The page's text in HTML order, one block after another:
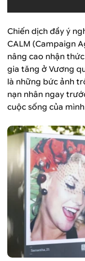
Chiến dịch đầy ý
CALM (Campaign
nâng cao nhận
gia tăng ở Vương
là những bức ảnh
nạn nhân ngay
cuộc sống của